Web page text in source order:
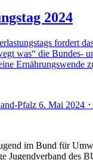
2024
fordert
was“ die Bundes-
Ernährungswende
Pfalz 6. Mai 2024
im Bund für
Jugendverband des